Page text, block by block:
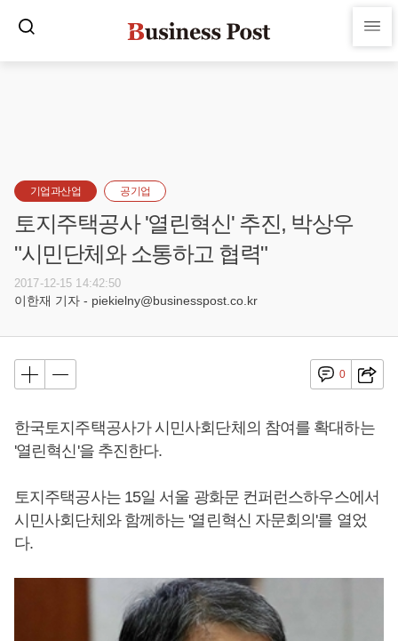
기업과산업 공기업
토지주택공사 '열린혁신' 추진, 박상우
"시민단체와 소통하고 협력"
2017-12-15 14:42:50
이한재 기자 - piekielny@businesspost.co.kr
0
한국토지주택공사가 시민사회단체의 참여를 확대하는
'열린혁신'을 추진한다.
토지주택공사는 15일 서울 광화문 컨퍼런스하우스에서
시민사회단체와 함께하는 '열린혁신 자문회의'를 열었
다.